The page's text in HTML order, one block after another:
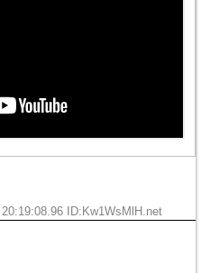
ID:Kw1WsMlH.net